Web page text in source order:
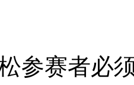
参赛者必